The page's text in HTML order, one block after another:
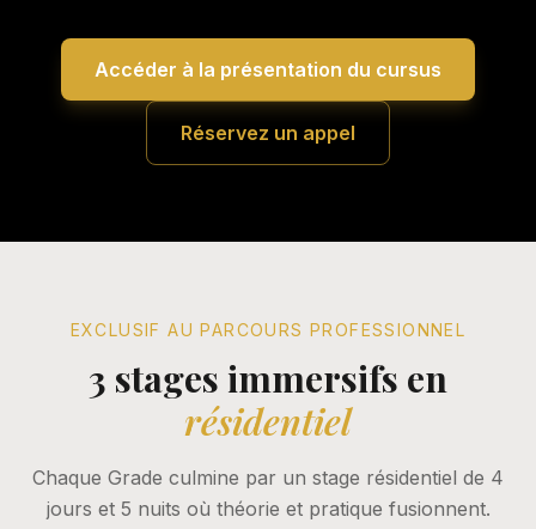
Accéder à la présentation du cursus
Réservez un appel
EXCLUSIF AU PARCOURS PROFESSIONNEL
3 stages immersifs en
résidentiel
Chaque Grade culmine par un stage résidentiel de 4
jours et 5 nuits où théorie et pratique fusionnent.